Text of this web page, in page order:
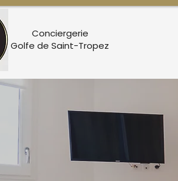
Conciergerie
Golfe de Saint-Tropez